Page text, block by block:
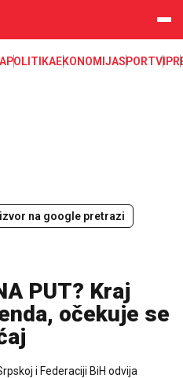
POLITIKAEKONOMIJASPORTVIP
na google pretrazi
PUT? Kraj
očekuje se
i Federaciji BiH odvija